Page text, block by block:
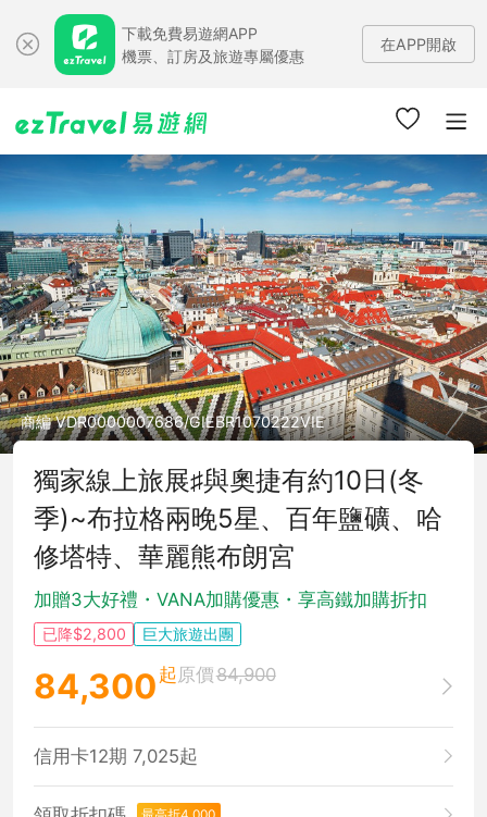
下載免費易遊網APP
機票、訂房及旅遊專屬優惠
在APP開啟
商編 VDR0000007686/GIEBR1070222VIE
獨家線上旅展♯與奧捷有約10日(冬
季)~布拉格兩晚5星、百年鹽礦、哈
修塔特、華麗熊布朗宮
加贈3大好禮・VANA加購優惠・享高鐵加購折扣
已降$2,800 巨大旅遊出團
84,300 起原價84,900
信用卡12期 7,025起